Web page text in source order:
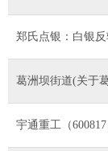
郑氏点银：白银
葛洲坝街道(关于
宇通重工（